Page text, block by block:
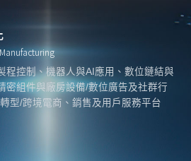
程控制、機器人與AI應用、數位鏈結與
密組件與廠房設備/數位廣告及社群行
型/跨境電商、銷售及用戶服務平台